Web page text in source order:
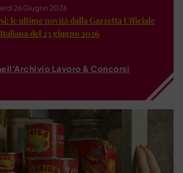
26 Giugno 2026
le ultime novità dalla Gazzetta Ufficiale
del 23 giugno 2026
Lavoro & Concorsi